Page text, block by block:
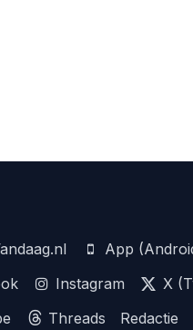
App
Instagram
X
Threads Redactie